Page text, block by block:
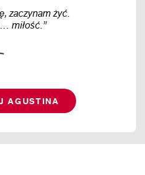
zaczynam żyć.
miłość.”
AGUSTINA